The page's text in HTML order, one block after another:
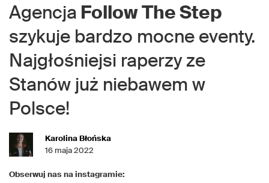
Agencja Follow The Step
szykuje bardzo mocne eventy.
Najgłośniejsi raperzy ze
Stanów już niebawem w
Polsce!
Karolina Błońska
16 maja 2022
Obserwuj nas na instagramie: